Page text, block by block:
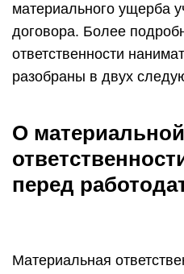
материального ущерба
договора. Более
ответственности
разобраны в двух
О материальной
перед
Материальная